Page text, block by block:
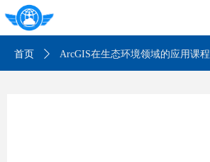
首页 ꄲ ArcGIS在生态环境领域的应用课程